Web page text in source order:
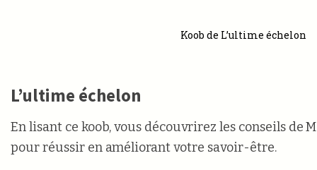
Koob de L’ultime échelon
L’ultime échelon
En lisant ce koob, vous découvrirez les conseils de
pour réussir en améliorant votre savoir-être.